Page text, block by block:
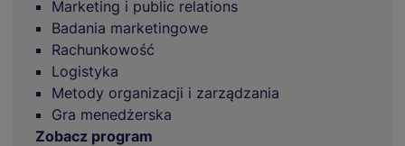
Marketing i public relations
Badania marketingowe
Rachunkowość
Logistyka
Metody organizacji i zarządzania
Gra menedżerska
Zobacz program